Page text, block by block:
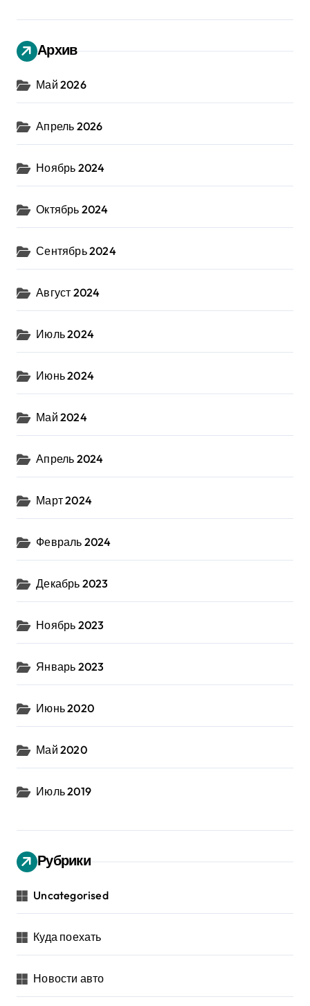
Архив
Май 2026
Апрель 2026
Ноябрь 2024
Октябрь 2024
Сентябрь 2024
Август 2024
Июль 2024
Июнь 2024
Май 2024
Апрель 2024
Март 2024
Февраль 2024
Декабрь 2023
Ноябрь 2023
Январь 2023
Июнь 2020
Май 2020
Июль 2019
Рубрики
Uncategorised
Куда поехать
Новости авто